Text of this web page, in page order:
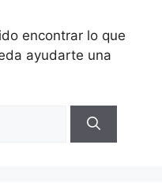
encontrar lo que
ayudarte una